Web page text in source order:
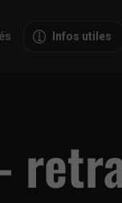
Infos utiles